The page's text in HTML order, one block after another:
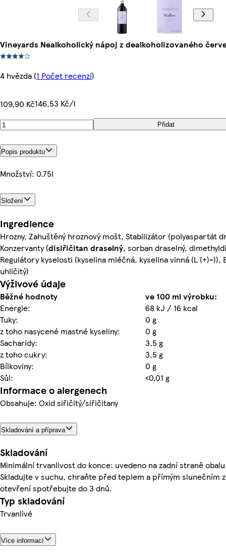
Vineyards Nealkoholický nápoj z dealkoholizovaného
4 hvězda (1 Počet recenzí)
109,90 Kč146,53 Kč/l
Přidat
Popis produktu
Množství: 0.75l
Složení
Ingredience
Hrozny, Zahuštěný hroznový mošt, Stabilizátor (polyaspartát
Konzervanty (disiřičitan draselný, sorban draselný,
Regulátory kyselosti (kyselina mléčná, kyselina vinná (L (+)-)),
uhličitý)
Výživové údaje
Běžné hodnoty
ve 100 ml výrobku:
Energie:
68 kJ / 16 kcal
Tuky:
0 g
z toho nasycené mastné kyseliny:
0 g
Sacharidy:
3,5 g
z toho cukry:
3,5 g
Bílkoviny:
0 g
Sůl:
<0,01 g
Informace o alergenech
Obsahuje: Oxid siřičitý/siřičitany
Skladování a příprava
Skladování
Minimální trvanlivost do konce: uvedeno na zadní straně
Skladujte v suchu, chraňte před teplem a přímým slunečním
otevření spotřebujte do 3 dnů.
Typ skladování
Trvanlivé
Více informací